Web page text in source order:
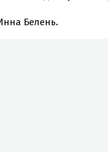
Белень.